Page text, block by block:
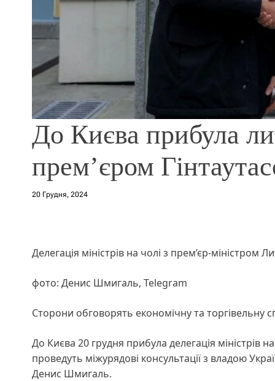
До Києва прибула
прем’єром
20 Грудня, 2024
Делегація міністрів на чолі з прем’єр-
фото: Денис Шмигаль, Telegram
Cторони обговорять економічну та торгівельну
До Києва 20 грудня прибула делегація міністрів
проведуть міжурядові консультації з владою
Денис Шмигаль.